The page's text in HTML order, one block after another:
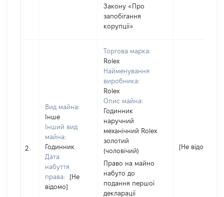
Закону «Про
запобігання
корупції»
2
Вид майна:
Інше
Інший вид
майна:
Годинник
Дата
набуття
права:
[Не
відомо]
Торгова марка:
Rolex
Найменування
виробника:
Rolex
Опис майна:
Годинник
наручний
механічний Rolex
золотий
(чоловічий)
Право на майно
набуто до
подання першої
декларації
[Не відомо]